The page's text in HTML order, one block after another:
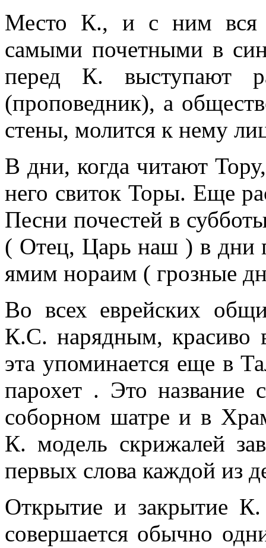
Место К., и с ним вся
самыми почетными в
перед К. выступают
(проповедник), а
стены, молится к нему
В дни, когда читают
него свиток Торы. Еще
Песни почестей в
( Отец, Царь наш ) в дни
ямим нораим ( грозные
Во всех еврейских
К.С. нарядным, красиво
эта упоминается еще в
парохет . Это название
соборном шатре и в
К. модель скрижалей
первых слова каждой из
Открытие и закрытие
совершается обычно